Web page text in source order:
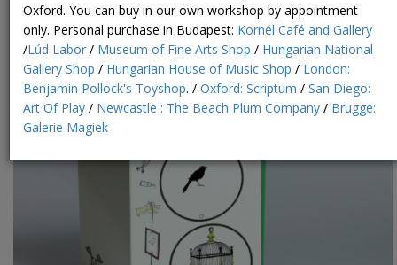
Oxford. You can buy in our own workshop by appointment
only. Personal purchase in Budapest: Kornél Café and Gallery
/Lúd Labor / Museum of Fine Arts Shop / Hungarian National
Gallery Shop / Hungarian House of Music Shop / London:
Benjamin Pollock's Toyshop. / Oxford: Scriptum / San Diego:
Art Of Play / Newcastle : The Beach Plum Company / Brugge:
Galerie Magiek